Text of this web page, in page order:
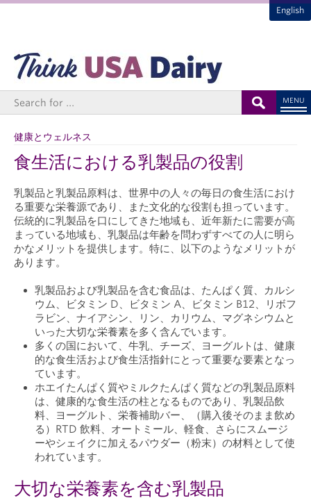
English
MENU
健康とウェルネス
食生活における乳製品の役割
乳製品と乳製品原料は、世界中の人々の毎日の食生活におけ
る重要な栄養源であり、また文化的な役割も担っています。
伝統的に乳製品を口にしてきた地域も、近年新たに需要が高
まっている地域も、乳製品は年齢を問わずすべての人に明ら
かなメリットを提供します。特に、以下のようなメリットが
あります。
乳製品および乳製品を含む食品は、たんぱく質、カルシ
ウム、ビタミン D、ビタミン A、ビタミン B12、リボフ
ラビン、ナイアシン、リン、カリウム、マグネシウムと
いった大切な栄養素を多く含んでいます。
多くの国において、牛乳、チーズ、ヨーグルトは、健康
的な食生活および食生活指針にとって重要な要素となっ
ています。
ホエイたんぱく質やミルクたんぱく質などの乳製品原料
は、健康的な食生活の柱となるものであり、乳製品飲
料、ヨーグルト、栄養補助バー、（購入後そのまま飲め
る）RTD 飲料、オートミール、軽食、さらにスムージ
ーやシェイクに加えるパウダー（粉末）の材料として使
われています。
大切な栄養素を含む乳製品